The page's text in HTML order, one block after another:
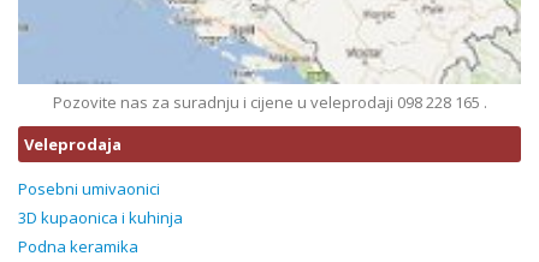
Pozovite nas za suradnju i cijene u veleprodaji 098 228 165 .
Veleprodaja
Posebni umivaonici
3D kupaonica i kuhinja
Podna keramika